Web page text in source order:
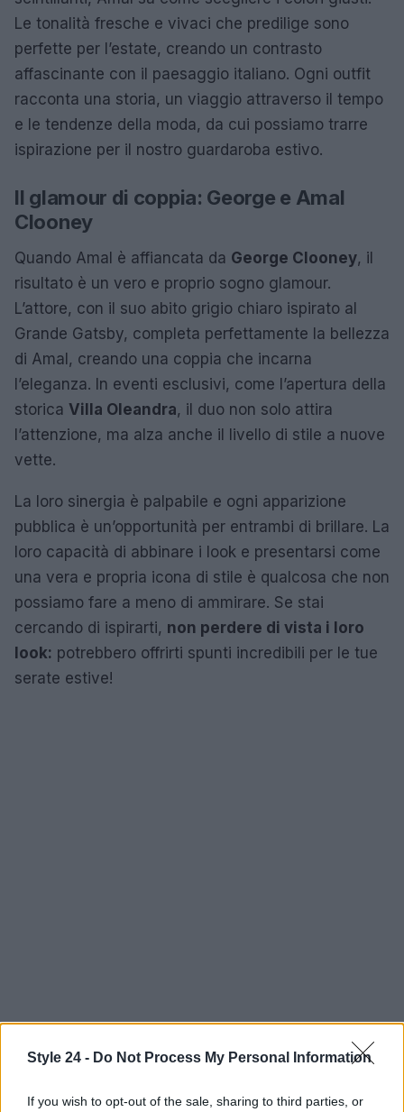
Style 24 - Do Not Process My Personal Information
If you wish to opt-out of the sale, sharing to third parties, or
Le tonalità fresche e vivaci che predilige sono
perfette per l’estate, creando un contrasto
affascinante con il paesaggio italiano. Ogni outfit
racconta una storia, un viaggio attraverso il tempo
e le tendenze della moda, da cui possiamo trarre
ispirazione per il nostro guardaroba estivo.
Il glamour di coppia: George e Amal
Clooney
Quando Amal è affiancata da George Clooney, il
risultato è un vero e proprio sogno glamour.
L’attore, con il suo abito grigio chiaro ispirato al
Grande Gatsby, completa perfettamente la bellezza
di Amal, creando una coppia che incarna
l’eleganza. In eventi esclusivi, come l’apertura della
storica Villa Oleandra, il duo non solo attira
l’attenzione, ma alza anche il livello di stile a nuove
vette.
La loro sinergia è palpabile e ogni apparizione
pubblica è un’opportunità per entrambi di brillare. La
loro capacità di abbinare i look e presentarsi come
una vera e propria icona di stile è qualcosa che non
possiamo fare a meno di ammirare. Se stai
cercando di ispirarti, non perdere di vista i loro
look: potrebbero offrirti spunti incredibili per le tue
serate estive!
AUTORE